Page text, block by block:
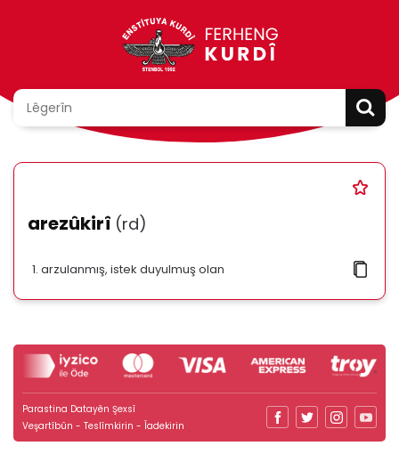
arezûkirî (rd)
arzulanmış, istek duyulmuş olan
Parastina Datayên Şexsî
Veşartîbûn - Teslîmkirin - Îadekirin